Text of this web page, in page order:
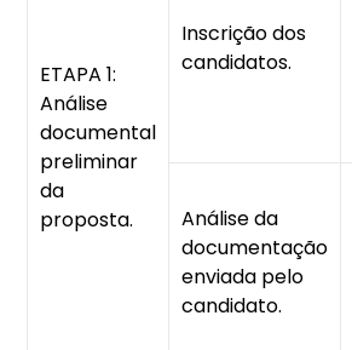
ETAPA 1:
Análise
documental
preliminar
da
proposta.
Inscrição dos
candidatos.
Análise da
documentação
enviada pelo
candidato.